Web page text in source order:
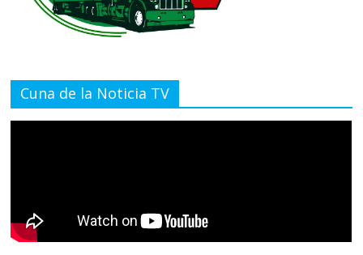
Cuna de la Noticia TV